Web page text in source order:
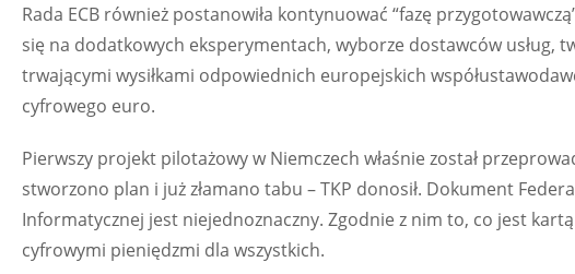
Rada ECB również postanowiła kontynuować “fazę
się na dodatkowych eksperymentach, wyborze dostawców usług,
trwającymi wysiłkami odpowiednich europejskich
cyfrowego euro.
Pierwszy projekt pilotażowy w Niemczech właśnie został
stworzono plan i już złamano tabu – TKP donosił. Dokument
Informatycznej jest niejednoznaczny. Zgodnie z nim to, co jest
cyfrowymi pieniędzmi dla wszystkich.